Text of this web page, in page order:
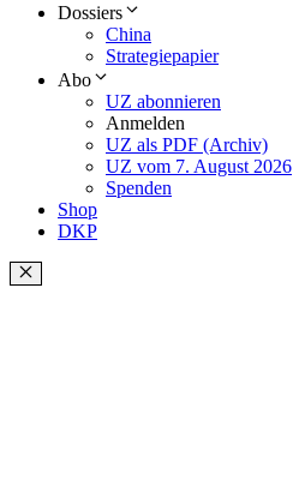
Dossiers
China
Strategiepapier
Abo
UZ abonnieren
Anmelden
UZ als PDF (Archiv)
UZ vom 7. August 2026
Spenden
Shop
DKP
Schließen